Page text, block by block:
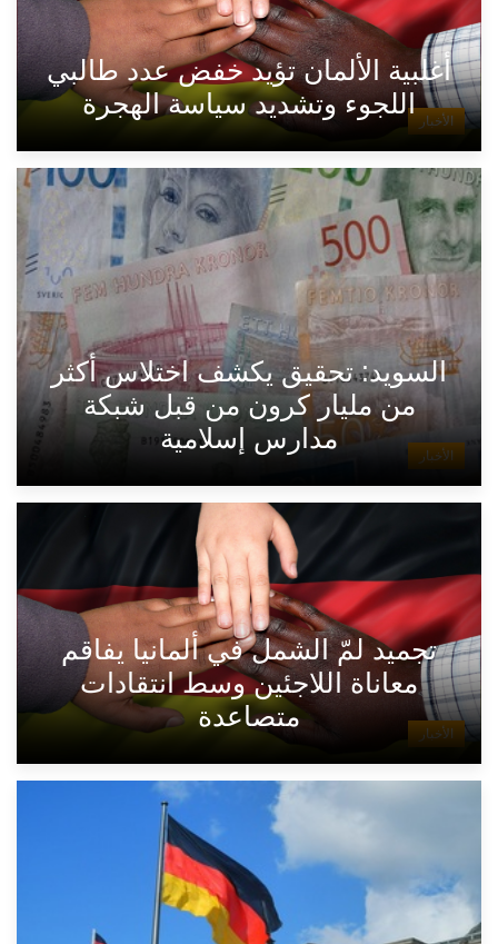
الأخبار
أغلبية الألمان تؤيد خفض عدد طالبي
اللجوء وتشديد سياسة الهجرة
الأخبار
السويد: تحقيق يكشف اختلاس أكثر
من مليار كرون من قبل شبكة
مدارس إسلامية
الأخبار
تجميد لمّ الشمل في ألمانيا يفاقم
معاناة اللاجئين وسط انتقادات
متصاعدة